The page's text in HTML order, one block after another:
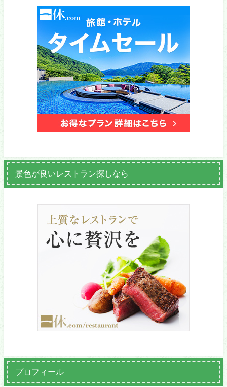
景色が良いレストラン探しなら
プロフィール